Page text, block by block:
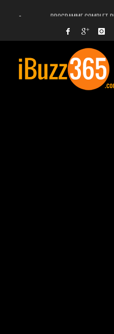
PROGRAMME COMPLET
FACEBOOK, INSTAGRAM ET
UNE VIDÉO 4K MONTRE LA
LANCEMENT DU
DÉCÈS DE L’EX-PRÉSIDENT ZINE